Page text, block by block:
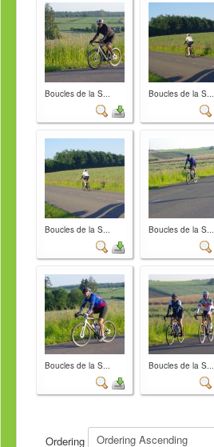
Boucles de la S... Boucles de la S...
Boucles de la S... Boucles de la S...
Boucles de la S... Boucles de la S...
Ordering